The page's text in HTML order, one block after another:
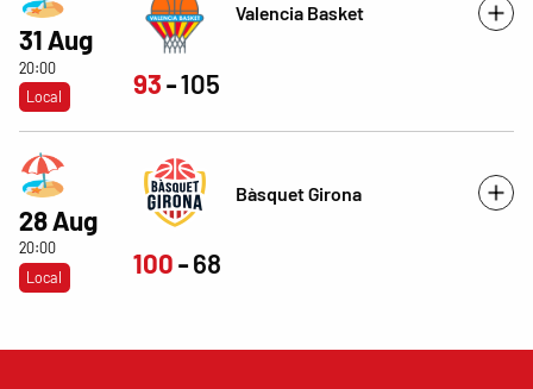
31 Aug
20:00
Local
Valencia Basket
93 105
28 Aug
20:00
Local
Bàsquet Girona
100 68